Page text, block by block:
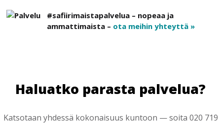
#safiirimaistapalvelua – nopeaa ja
ammattimaista – ota meihin yhteyttä »
Haluatko parasta palvelua?
Katsotaan yhdessä kokonaisuus kuntoon — soita 020 719